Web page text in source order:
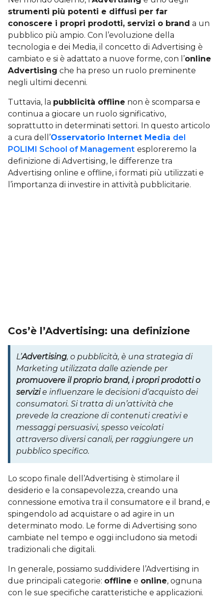
strumenti più potenti e diffusi per far
conoscere i propri prodotti, servizi o brand a un
pubblico più ampio. Con l’evoluzione della
tecnologia e dei Media, il concetto di Advertising è
cambiato e si è adattato a nuove forme, con l’online
Advertising che ha preso un ruolo preminente
negli ultimi decenni.
Tuttavia, la pubblicità offline non è scomparsa e
continua a giocare un ruolo significativo,
soprattutto in determinati settori. In questo articolo
a cura dell’Osservatorio Internet Media del
POLIMI School of Management esploreremo la
definizione di Advertising, le differenze tra
Advertising online e offline, i formati più utilizzati e
l’importanza di investire in attività pubblicitarie.
Cos’è l’Advertising: una definizione
L’Advertising, o pubblicità, è una strategia di
Marketing utilizzata dalle aziende per
promuovere il proprio brand, i propri prodotti o
servizie influenzare le decisioni d’acquisto dei
consumatori. Si tratta di un’attività che
prevede la creazione di contenuti creativi e
messaggi persuasivi, spesso veicolati
attraverso diversi canali, per raggiungere un
pubblico specifico.
Lo scopo finale dell’Advertising è stimolare il
desiderio e la consapevolezza, creando una
connessione emotiva tra il consumatore e il brand, e
spingendolo ad acquistare o ad agire in un
determinato modo. Le forme di Advertising sono
cambiate nel tempo e oggi includono sia metodi
tradizionali che digitali.
In generale, possiamo suddividere l’Advertising in
due principali categorie: offline e online, ognuna
con le sue specifiche caratteristiche e applicazioni.